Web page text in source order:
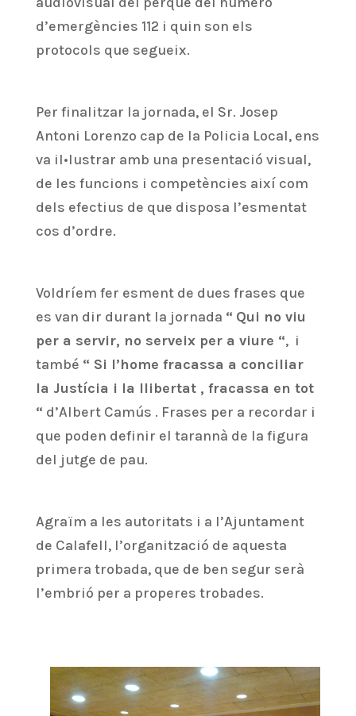
d’emergències 112 i quin son els
protocols que segueix.
Per finalitzar la jornada, el Sr. Josep
Antoni Lorenzo cap de la Policia Local, ens
va il•lustrar amb una presentació visual,
de les funcions i competències així com
dels efectius de que disposa l’esmentat
cos d’ordre.
Voldríem fer esment de dues frases que
es van dir durant la jornada “ Qui no viu
per a servir, no serveix per a viure “, i
també “ Si l’home fracassa a conciliar
la Justícia i la llibertat , fracassa en tot
“ d’Albert Camús . Frases per a recordar i
que poden definir el tarannà de la figura
del jutge de pau.
Agraïm a les autoritats i a l’Ajuntament
de Calafell, l’organització de aquesta
primera trobada, que de ben segur serà
l’embrió per a properes trobades.